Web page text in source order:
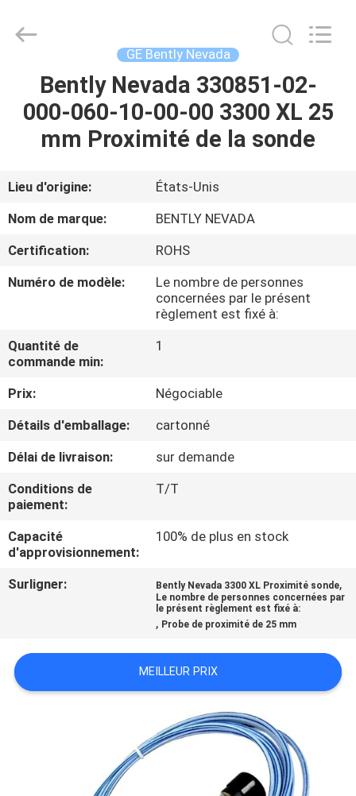
LA
MAISON
PRODUITS
À
DE
VISITE
DE
L'USINE
CONTRÔLE
DE
LA
QUALITÉ
NOUVELLES
INDUSTRY
GE Bently Nevada
Bently Nevada 330851-02-
000-060-10-00-00 3300 XL 25
mm Proximité de la sonde
Lieu d'origine:
États-Unis
Nom de marque:
BENTLY NEVADA
Certification:
ROHS
Numéro de modèle:
Le nombre de personnes
concernées par le présent
règlement est fixé à:
Quantité de
commande min:
1
Prix:
Négociable
Détails d'emballage:
cartonné
Délai de livraison:
sur demande
Conditions de
paiement:
T/T
Capacité
d'approvisionnement:
100% de plus en stock
Surligner: Bently Nevada 3300 XL Proximité sonde,
Le nombre de personnes concernées par
le présent règlement est fixé à:
, Probe de proximité de 25 mm
MEILLEUR PRIX